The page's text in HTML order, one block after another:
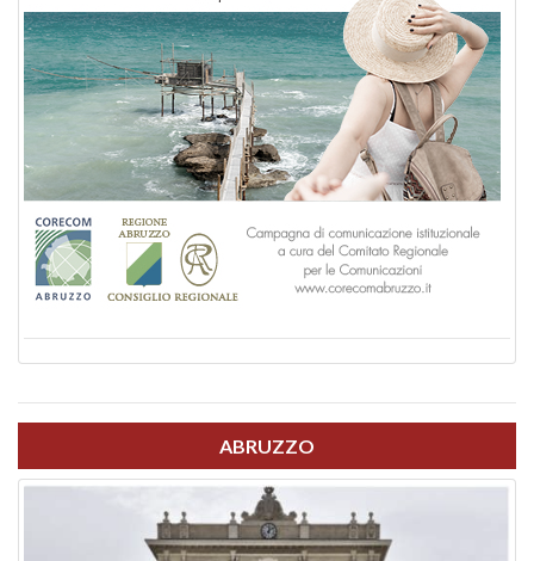
ABRUZZO